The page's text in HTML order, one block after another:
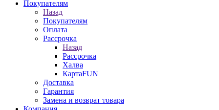
Покупателям
Назад
Покупателям
Оплата
Рассрочка
Назад
Рассрочка
Халва
КартаFUN
Доставка
Гарантия
Замена и возврат товара